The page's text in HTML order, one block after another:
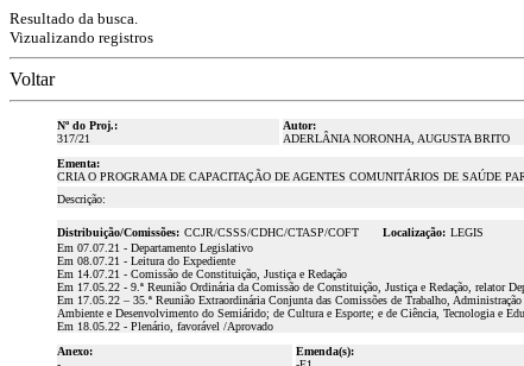
Resultado da busca.
Vizualizando registros
Voltar
Nº do Proj.:
317/21
Autor:
ADERLÂNIA NORONHA, AUGUSTA BRITO
Ementa:
CRIA O PROGRAMA DE CAPACITAÇÃO DE AGENTES COMUNITÁRIOS DE SAÚDE
Descrição:
Distribuição/Comissões: CCJR/CSSS/CDHC/CTASP/COFT Localização: LEGIS
Em 07.07.21 - Departamento Legislativo
Em 08.07.21 - Leitura do Expediente
Em 14.07.21 - Comissão de Constituição, Justiça e Redação
Em 17.05.22 - 9.ª Reunião Ordinária da Comissão de Constituição, Justiça e Redação, relator
Em 17.05.22 – 35.ª Reunião Extraordinária Conjunta das Comissões de Trabalho,
Ambiente e Desenvolvimento do Semiárido; de Cultura e Esporte; e de Ciência, Tecnologia e
Em 18.05.22 - Plenário, favorável /Aprovado
Anexo:
Emenda(s):